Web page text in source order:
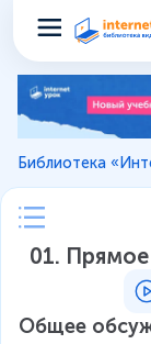
Библиотека
01.
Общее